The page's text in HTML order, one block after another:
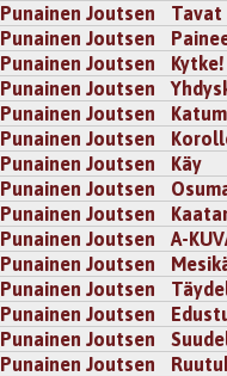
Punainen Joutsen
Tavat
Punainen Joutsen
Punainen Joutsen
Kytke!
Punainen Joutsen
Punainen Joutsen
Punainen Joutsen
Punainen Joutsen
Käy
Punainen Joutsen
Punainen Joutsen
Punainen Joutsen
A-
Punainen Joutsen
Punainen Joutsen
Punainen Joutsen
Punainen Joutsen
Punainen Joutsen